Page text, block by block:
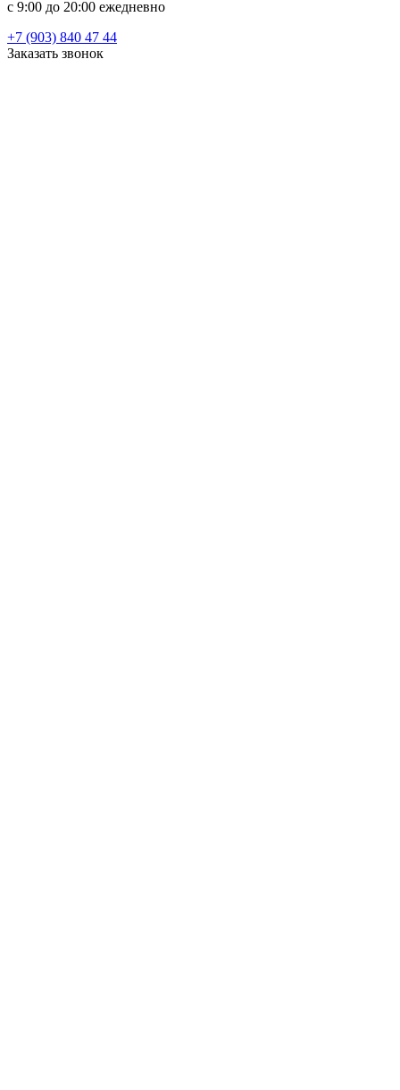
c 9:00 до 20:00 ежедневно
+7 (903) 840 47 44
Заказать звонок